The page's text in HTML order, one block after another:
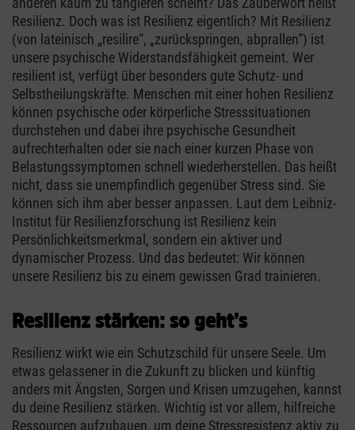
Resilienz. Doch was ist Resilienz eigentlich? Mit Resilienz
(von lateinisch „resilire“, „zurückspringen‚ abprallen“) ist
unsere psychische Widerstandsfähigkeit gemeint. Wer
resilient ist, verfügt über besonders gute Schutz- und
Selbstheilungskräfte. Menschen mit einer hohen Resilienz
können psychische oder körperliche Stresssituationen
durchstehen und dabei ihre psychische Gesundheit
aufrechterhalten oder sie nach einer kurzen Phase von
Belastungssymptomen schnell wiederherstellen. Das heißt
nicht, dass sie unempfindlich gegenüber Stress sind. Sie
können sich ihm aber besser anpassen. Laut dem Leibniz-
Institut für Resilienzforschung ist Resilienz kein
Persönlichkeitsmerkmal, sondern ein aktiver und
dynamischer Prozess. Und das bedeutet: Wir können
unsere Resilienz bis zu einem gewissen Grad trainieren.
Resilienz stärken: so geht’s
Resilienz wirkt wie ein Schutzschild für unsere Seele. Um
etwas gelassener in die Zukunft zu blicken und künftig
anders mit Ängsten, Sorgen und Krisen umzugehen, kannst
du deine Resilienz stärken. Wichtig ist vor allem, hilfreiche
Ressourcen aufzubauen, um deine Stressresistenz aktiv zu